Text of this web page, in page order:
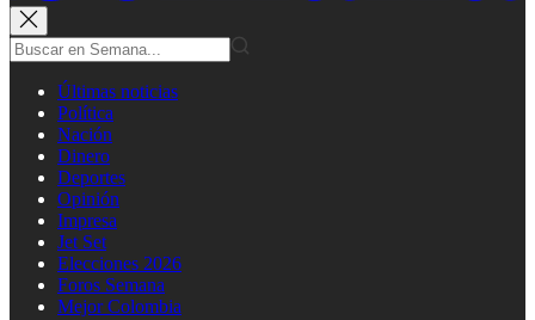
Últimas noticias
Política
Nación
Dinero
Deportes
Opinión
Impresa
Jet Set
Elecciones 2026
Foros Semana
Mejor Colombia